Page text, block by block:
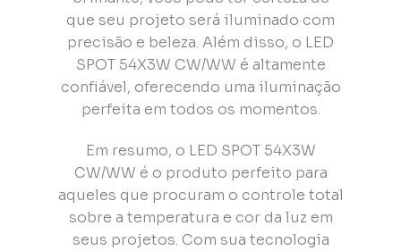
que seu projeto será iluminado com
precisão e beleza. Além disso, o LED
SPOT 54X3W CW/WW é altamente
confiável, oferecendo uma iluminação
perfeita em todos os momentos.
Em resumo, o LED SPOT 54X3W
CW/WW é o produto perfeito para
aqueles que procuram o controle total
sobre a temperatura e cor da luz em
seus projetos. Com sua tecnologia